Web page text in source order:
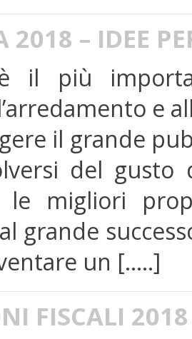
2018 – IDEE
è il più
e
il grande
del gusto
le migliori
grande
un [.....]
FISCALI